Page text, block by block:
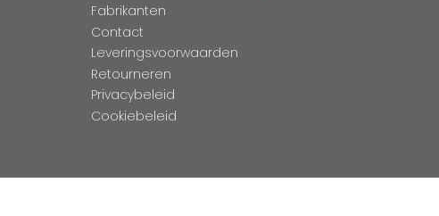
Fabrikanten
Contact
Leveringsvoorwaarden
Retourneren
Privacybeleid
Cookiebeleid